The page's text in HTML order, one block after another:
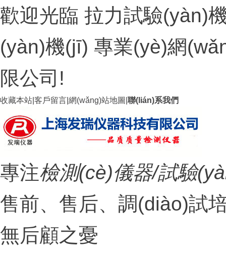
歡迎光臨 拉力試驗(yàn)
(yàn)機(jī) 專業(yè)網
限公司!
收藏本站 客戶留言 網(wǎng)站地圖 聯(lián)系我們
專注檢測(cè)儀器/試驗
售前、售后、調
無后顧之憂